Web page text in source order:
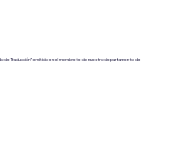
de Traducción” emitido en el membrete de nuestro departamento de